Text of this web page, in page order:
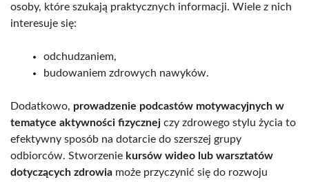
osoby, które szukają praktycznych informacji. Wiele z nich
interesuje się:
odchudzaniem,
budowaniem zdrowych nawyków.
Dodatkowo, prowadzenie podcastów motywacyjnych w
tematyce aktywności fizycznej czy zdrowego stylu życia to
efektywny sposób na dotarcie do szerszej grupy
odbiorców. Stworzenie kursów wideo lub warsztatów
dotyczących zdrowia może przyczynić się do rozwoju